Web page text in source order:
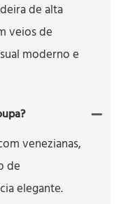
de alta
veios de
moderno e
venezianas,
de
elegante.